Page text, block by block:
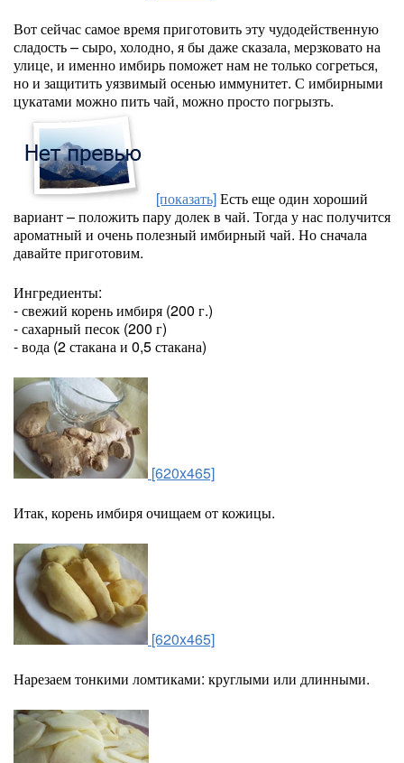
Вот сейчас самое время приготовить эту чудодейственную
сладость – сыро, холодно, я бы даже сказала, мерзковато на
улице, и именно имбирь поможет нам не только согреться,
но и защитить уязвимый осенью иммунитет. С имбирными
цукатами можно пить чай, можно просто погрызть.
[показать]Есть еще один хороший
вариант – положить пару долек в чай. Тогда у нас получится
ароматный и очень полезный имбирный чай. Но сначала
давайте приготовим.
Ингредиенты:
- свежий корень имбиря (200 г.)
- сахарный песок (200 г)
- вода (2 стакана и 0,5 стакана)
[620x465]
Итак, корень имбиря очищаем от кожицы.
[620x465]
Нарезаем тонкими ломтиками: круглыми или длинными.